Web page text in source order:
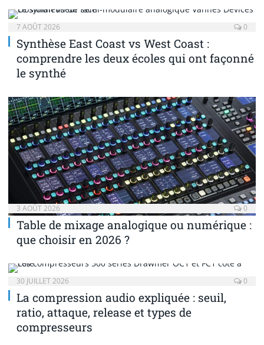
7 AOÛT 2026 0
Synthèse East Coast vs West Coast :
comprendre les deux écoles qui ont façonné
le synthé
3 AOÛT 2026 0
Table de mixage analogique ou numérique :
que choisir en 2026 ?
30 JUILLET 2026 0
La compression audio expliquée : seuil,
ratio, attaque, release et types de
compresseurs